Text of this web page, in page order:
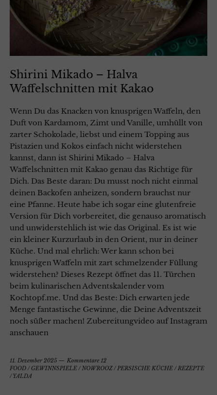
Shirini Mikado – Halva
Waffelschnitten mit Kakao
Wenn Du das Knacken von knusprigen Waffeln, den
Duft von Kardamom, Zimt und Vanille, umhüllt von
zarter Schokolade, liebst und einem Topping aus
Pistazien und Kokos einfach nicht widerstehen
kannst, dann ist Shirini Mikado – Halva
Waffelschnitten mit Kakao genau das Richtige für
Dich. Das Beste daran: Du musst noch nicht einmal
deinen Backofen anheizen, sondern brauchst nur
eine Pfanne. Heute habe ich sogar eine glutenfreie
Version für Dich vorbereitet, die genauso aromatisch
und unwiderstehlich ist wie das Original. Es ist wie
ein kleiner Kurzurlaub in den Orient, nur in deiner
Küche. Und mal ehrlich: Wer kann schon bei
knusprigen Waffeln mit zart schmelzender Füllung
widerstehen? Dieses Rezept öffnet das 11. Türchen
beim kulinarischen Adventskalender vom
Kochtopf.me. Und das Beste: Dich erwarten jede
Menge fantastische Gewinne, die Deine Adventszeit
noch süßer machen! Zubereitungvideo auf Instagram
anschauen
11. Dezember 2025
Kommentare 12
FOOD / GEWINNSPIELE / NOWROOZ/ PERSISCHE KÜCHE / REZEPTE
/YALDA